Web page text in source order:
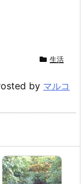
生活
by マルコ